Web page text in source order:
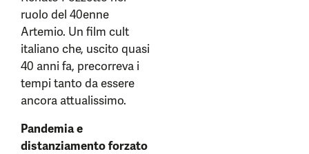
ruolo del 40enne
Artemio. Un film cult
italiano che, uscito quasi
40 anni fa, precorreva i
tempi tanto da essere
ancora attualissimo.
Pandemia e
distanziamento forzato